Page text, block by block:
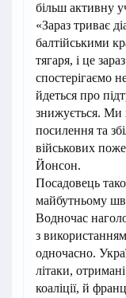
більш активну
«Зараз триває
балтійськими
тягаря, і це
спостерігаємо
йдеться про
знижується. Ми
посилення та
військових
Йонсон.
Посадовець
майбутньому
Водночас
з
одночасно.
літаки,
коаліції, й